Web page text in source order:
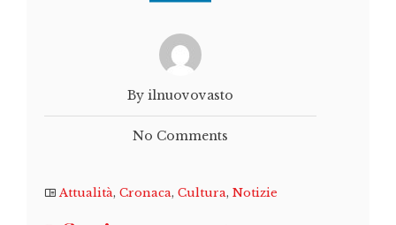
By ilnuovovasto
No Comments
Attualità, Cronaca, Cultura, Notizie